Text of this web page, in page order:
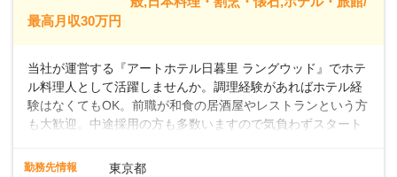
最高月収30万円
当社が運営する『アートホテル日暮里 ラングウッド』でホテ
ル料理人として活躍しませんか。調理経験があればホテル経
験はなくてもOK。前職が和食の居酒屋やレストランという方
も大歓迎。中途採用の方も多数いますので気負わずスタート
も深さもグッと広がりますよ。 ◎仕事内容ホテル内のレスト
勤務先情報 東京都